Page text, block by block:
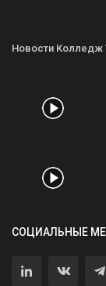
Новости Колледж
СОЦИАЛЬНЫЕ